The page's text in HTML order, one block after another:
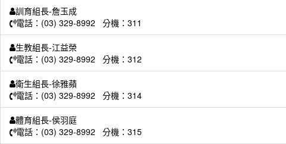
訓育組長-詹玉成
電話：(03) 329-8992 分機：311
生教組長-江益榮
電話：(03) 329-8992 分機：312
衛生組長-徐雅蘋
電話：(03) 329-8992 分機：314
體育組長-侯羽庭
電話：(03) 329-8992 分機：315